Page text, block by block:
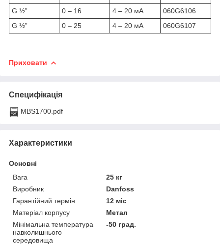
G ½” 0 – 16 4 – 20 мА
060G6106
G ½”
0 – 25 4 – 20 мА 060G6107
Приховати
Специфікація
MBS1700.pdf
Характеристики
Основні
Вага
25 кг
Виробник
Danfoss
Гарантійний термін
12 міс
Матеріал корпусу
Метал
Мінімальна температура
навколишнього
середовища
-50 град.